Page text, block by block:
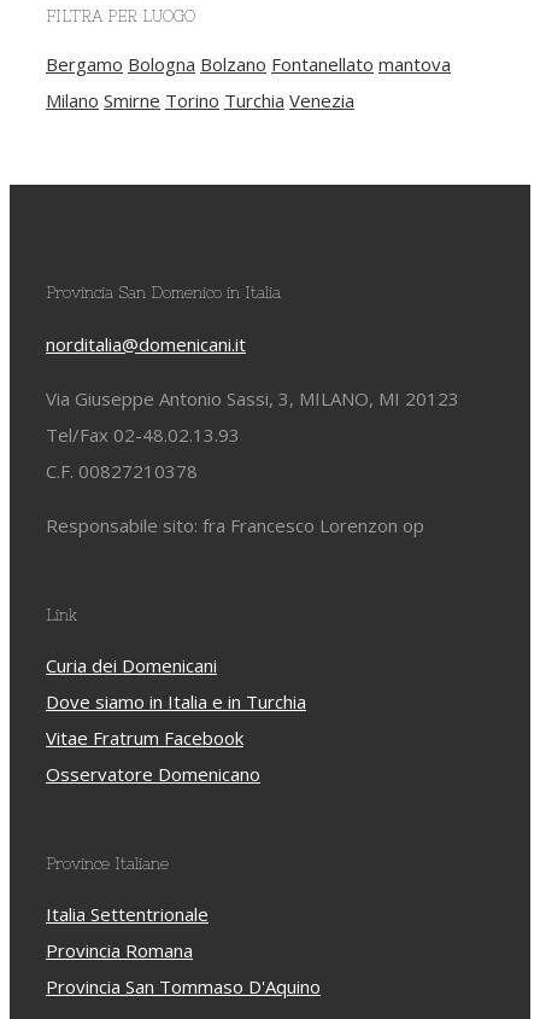
FILTRA PER LUOGO
Bergamo Bologna Bolzano Fontanellato mantova
Milano Smirne Torino Turchia Venezia
Provincia San Domenico in Italia
norditalia@domenicani.it
Via Giuseppe Antonio Sassi, 3, MILANO, MI 20123
Tel/Fax 02-48.02.13.93
C.F. 00827210378
Responsabile sito: fra Francesco Lorenzon op
Link
Curia dei Domenicani
Dove siamo in Italia e in Turchia
Vitae Fratrum Facebook
Osservatore Domenicano
Province Italiane
Italia Settentrionale
Provincia Romana
Provincia San Tommaso D'Aquino